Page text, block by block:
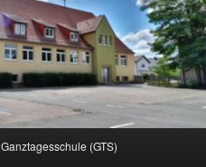
Ganztagesschule (GTS)